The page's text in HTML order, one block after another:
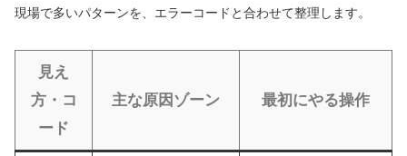
現場で多いパターンを、エラーコードと合わせて整理します。
見え
方・コ
ード
主な原因ゾーン 最初にやる操作